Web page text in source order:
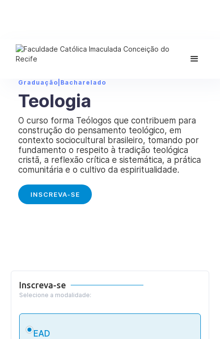
Graduação Bacharelado
Teologia
O curso forma Teólogos que contribuem para
construção do pensamento teológico, em
contexto sociocultural brasileiro, tomando por
fundamento o respeito à tradição teológica
cristã, a reflexão crítica e sistemática, a prática
comunitária e o cultivo da espiritualidade.
INSCREVA-SE
Inscreva-se
Selecione a modalidade:
EAD